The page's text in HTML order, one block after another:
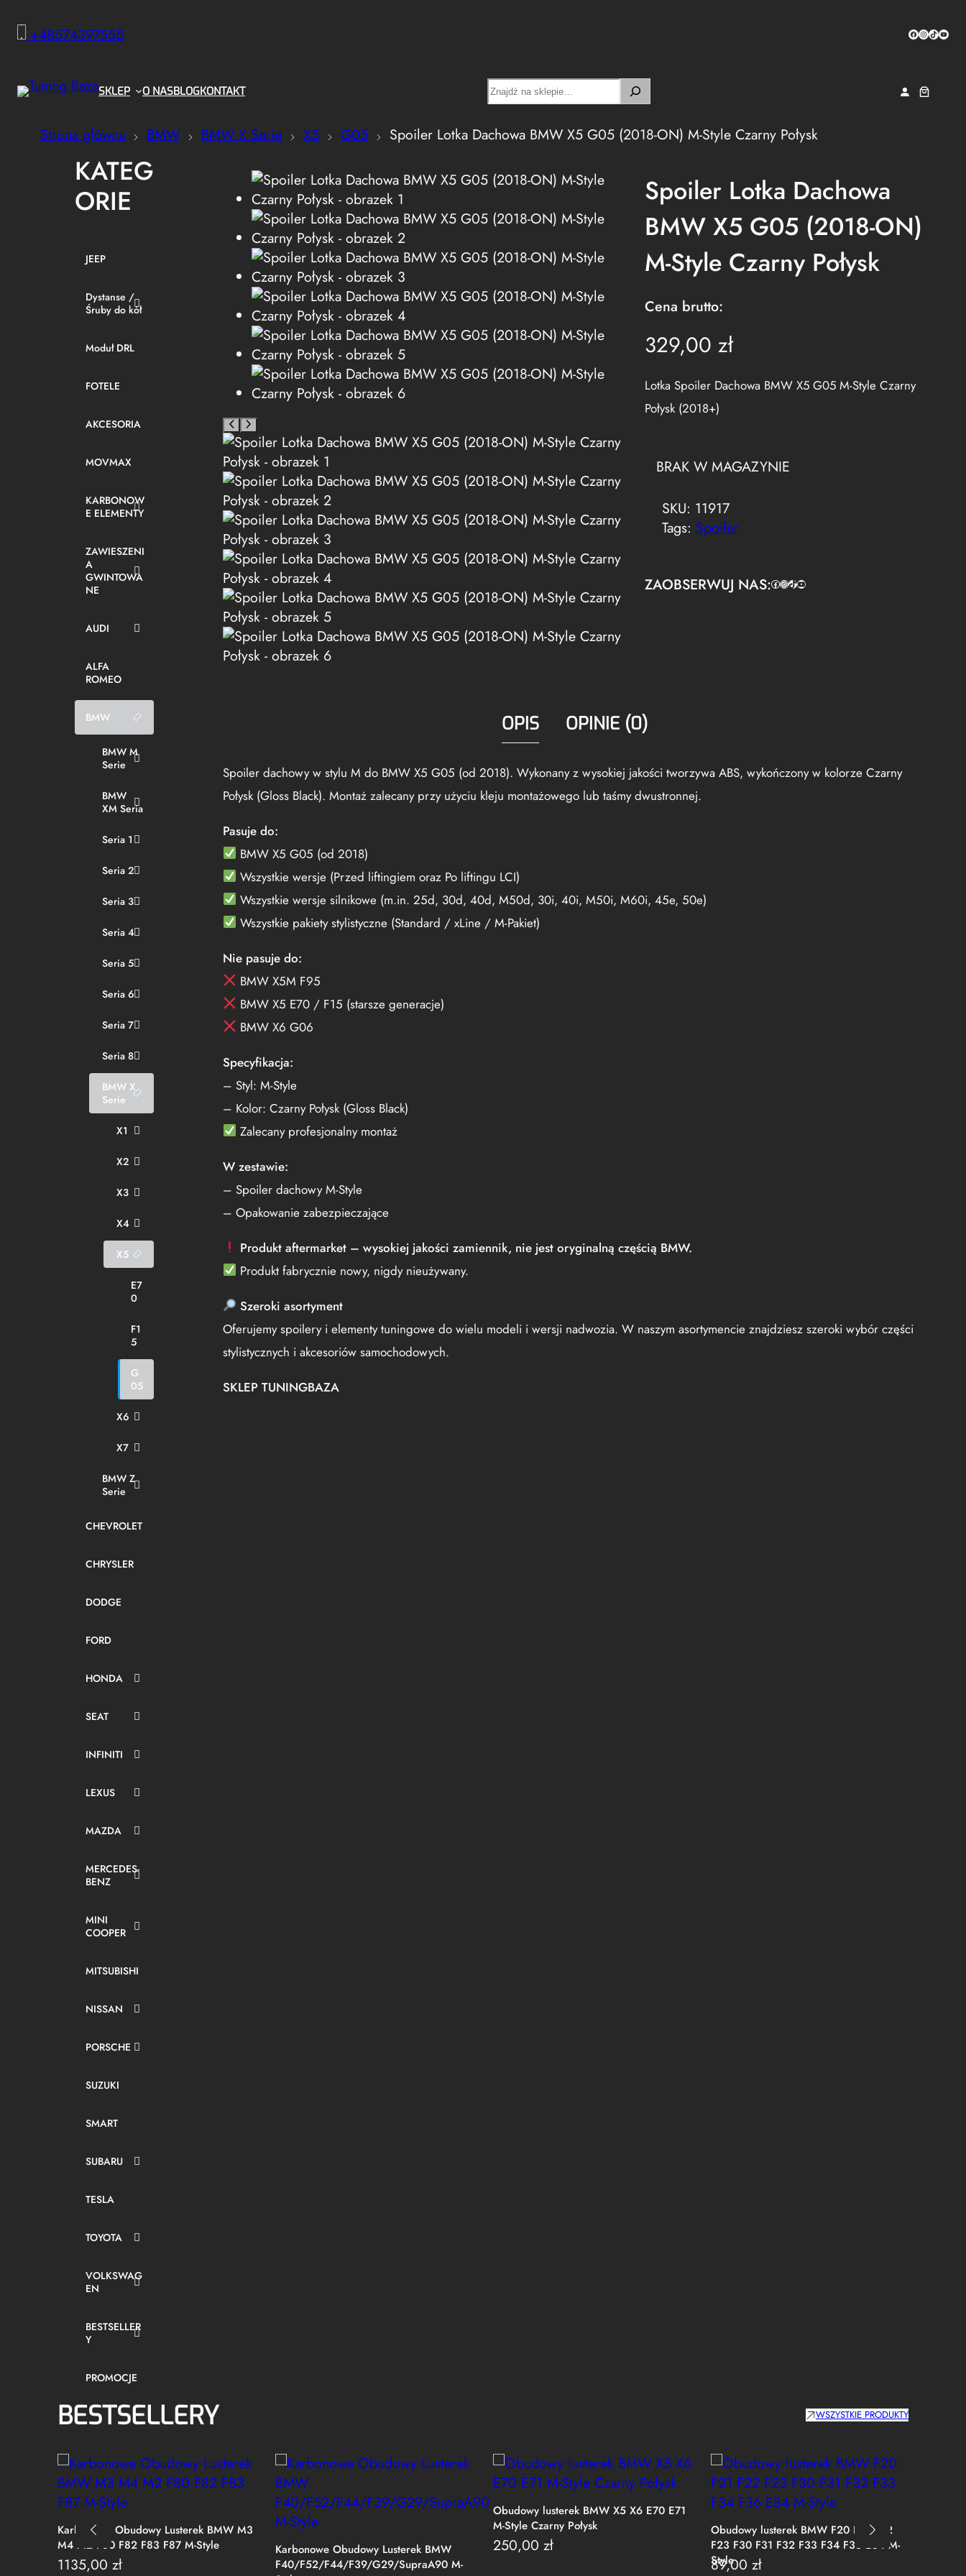
+48574397555 Facebook
Instagram
TikTok
SKLEP O NASBLOGKONTAKT Search
Strona główna BMW BMW X Serie X5 G05 Spoiler Lotka Dachowa BMW X5 G05 (2018-ON) M-Style Czarny Połysk
KATEG
ORIE
JEEP
Dystanse /
Śruby do kół
Moduł DRL
FOTELE
AKCESORIA
MOVMAX
KARBONOW
E ELEMENTY
ZAWIESZENI
A
GWINTOWA
NE
AUDI
ALFA
ROMEO
BMW
BMW M
Serie
BMW
XM Seria
Seria 1
Seria 2
Seria 3
Seria 4
Seria 5
Seria 6
Seria 7
Seria 8
BMW X
Serie
X1
X2
X3
X4
X5
E7
0
F1
5
G
05
X6
X7
BMW Z
Serie
CHEVROLET
CHRYSLER
DODGE
FORD
HONDA
SEAT
INFINITI
LEXUS
MAZDA
MERCEDES-
BENZ
MINI
COOPER
MITSUBISHI
NISSAN
PORSCHE
SUZUKI
SMART
SUBARU
TESLA
TOYOTA
VOLKSWAG
EN
BESTSELLER
Y
PROMOCJE
Spoiler Lotka Dachowa
BMW X5 G05 (2018-ON)
M-Style Czarny Połysk
Cena brutto:
329,00 zł
Lotka Spoiler Dachowa BMW X5 G05 M-Style Czarny
Połysk (2018+)
BRAK W MAGAZYNIE
SKU: 11917
Tags: Spoiler
ZAOBSERWUJ NAS:Facebook https://www.instagram.com/tuningbaza.pl https://www.tiktok.com/@tuningbaza.pl YouTube
OPIS OPINIE (0)
Spoiler dachowy w stylu M do BMW X5 G05 (od 2018). Wykonany z wysokiej jakości tworzywa ABS, wykończony w kolorze Czarny
Połysk (Gloss Black). Montaż zalecany przy użyciu kleju montażowego lub taśmy dwustronnej.
Pasuje do:
BMW X5 G05 (od 2018)
Wszystkie wersje (Przed liftingiem oraz Po liftingu LCI)
Wszystkie wersje silnikowe (m.in. 25d, 30d, 40d, M50d, 30i, 40i, M50i, M60i, 45e, 50e)
Wszystkie pakiety stylistyczne (Standard / xLine / M-Pakiet)
Nie pasuje do:
BMW X5M F95
BMW X5 E70 / F15 (starsze generacje)
BMW X6 G06
Specyfikacja:
– Styl: M-Style
– Kolor: Czarny Połysk (Gloss Black)
Zalecany profesjonalny montaż
W zestawie:
– Spoiler dachowy M-Style
– Opakowanie zabezpieczające
Produkt aftermarket – wysokiej jakości zamiennik, nie jest oryginalną częścią BMW.
Produkt fabrycznie nowy, nigdy nieużywany.
Szeroki asortyment
Oferujemy spoilery i elementy tuningowe do wielu modeli i wersji nadwozia. W naszym asortymencie znajdziesz szeroki wybór części
stylistycznych i akcesoriów samochodowych.
SKLEP TUNINGBAZA
BESTSELLERY WSZYSTKIE PRODUKTY
Karbonowe Obudowy Lusterek BMW M3
M4 M2 F80 F82 F83 F87 M-Style
1135,00 zł
Karbonowe Obudowy Lusterek BMW
F40/F52/F44/F39/G29/SupraA90 M-
Obudowy lusterek BMW X5 X6 E70 E71
M-Style Czarny Połysk
250,00 zł
Obudowy lusterek BMW F20 F21 F22
F23 F30 F31 F32 F33 F34 F36 E84 M-
Style
89,00 zł